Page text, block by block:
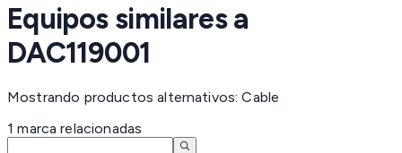
Equipos similares a
DAC119001
Mostrando productos alternativos: Cable
1 marca relacionadas